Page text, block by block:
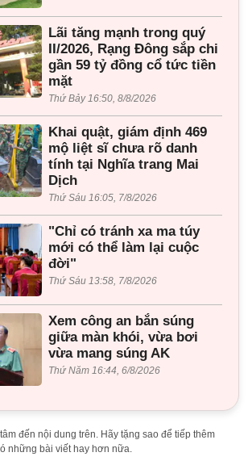
Lãi tăng mạnh trong quý
II/2026, Rạng Đông sắp chi
gần 59 tỷ đồng cổ tức tiền
mặt
Thứ Bảy 16:50, 8/8/2026
Khai quật, giám định 469
mộ liệt sĩ chưa rõ danh
tính tại Nghĩa trang Mai
Dịch
Thứ Sáu 16:05, 7/8/2026
"Chỉ có tránh xa ma túy
mới có thể làm lại cuộc
đời"
Thứ Sáu 13:58, 7/8/2026
Xem công an bắn súng
giữa màn khói, vừa bơi
vừa mang súng AK
Thứ Năm 16:44, 6/8/2026
đến nội dung trên. Hãy tặng sao để tiếp thêm
những bài viết hay hơn nữa.